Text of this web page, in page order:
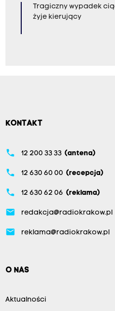
Tragiczny wypadek
żyje kierujący
KONTAKT
phone 12 200 33 33 (antena)
phone 12 630 60 00 (recepcja)
phone 12 630 62 06 (reklama)
email redakcja@radiokrakow.pl
email reklama@radiokrakow.pl
O NAS
Aktualności